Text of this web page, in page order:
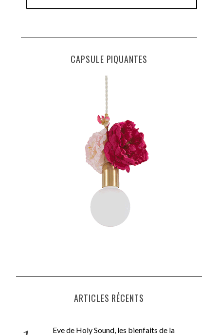
CAPSULE PIQUANTES
ARTICLES RÉCENTS
Eve de Holy Sound, les bienfaits de la